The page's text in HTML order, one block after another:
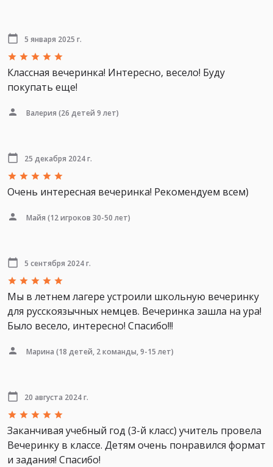
5 января 2025 г.
Классная вечеринка! Интересно, весело! Буду
покупать еще!
Валерия (26 детей 9 лет)
25 декабря 2024 г.
Очень интересная вечеринка! Рекомендуем всем)
Майя (12 игроков 30-50 лет)
5 сентября 2024 г.
Мы в летнем лагере устроили школьную вечеринку
для русскоязычных немцев. Вечеринка зашла на ура!
Было весело, интересно! Спасибо!!!
Марина (18 детей, 2 команды, 9-15 лет)
20 августа 2024 г.
Заканчивая учебный год (3-й класс) учитель провела
Вечеринку в классе. Детям очень понравился формат
и задания! Спасибо!